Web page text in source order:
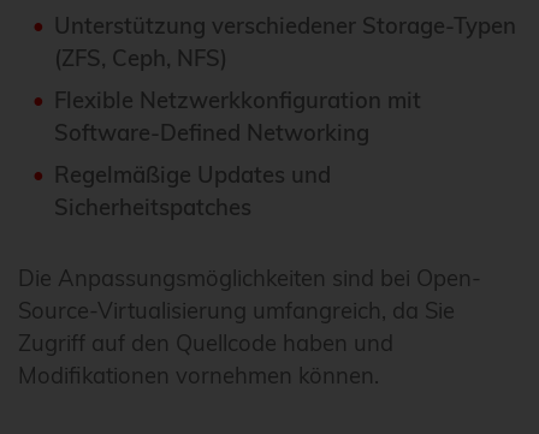
Unterstützung verschiedener Storage-Typen
(ZFS, Ceph, NFS)
Flexible Netzwerkkonfiguration mit
Software-Defined Networking
Regelmäßige Updates und
Sicherheitspatches
Die Anpassungsmöglichkeiten sind bei Open-
Source-Virtualisierung umfangreich, da Sie
Zugriff auf den Quellcode haben und
Modifikationen vornehmen können.